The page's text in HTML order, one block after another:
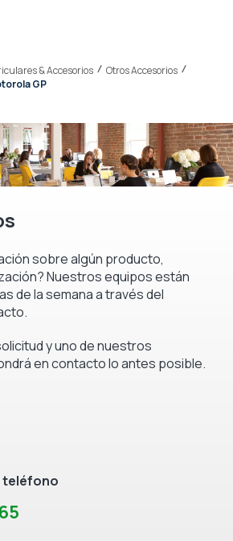
& Accesorios
Otros Accesorios
GP
sobre algún producto,
Nuestros equipos están
de la semana a través del
y uno de nuestros
en contacto lo antes posible.
teléfono